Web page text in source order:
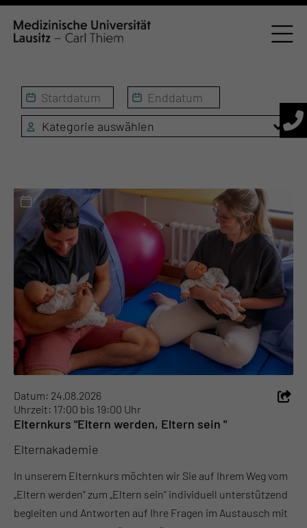
Kategorie auswählen
Datum: 24.08.2026
Uhrzeit: 17:00 bis 19:00 Uhr
Elternkurs "Eltern werden, Eltern sein "
Elternakademie
In unserem Elternkurs möchten wir Sie auf Ihrem Weg vom
„Eltern werden“ zum „Eltern sein“ individuell unterstützend
begleiten und Antworten auf Ihre Fragen im Austausch mit